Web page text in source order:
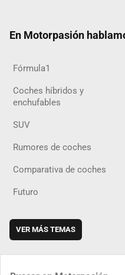
En Motorpasión
Fórmula1
Coches híbridos y
enchufables
SUV
Rumores de coches
Comparativa de coches
Futuro
VER MÁS TEMAS